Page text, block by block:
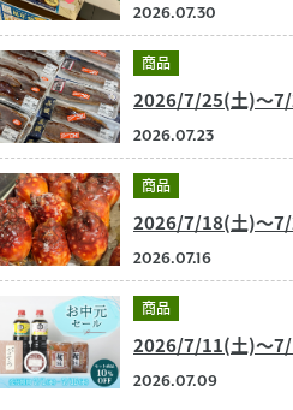
2026.07.30
商品
2026.07.23
商品
2026.07.16
商品
2026.07.09